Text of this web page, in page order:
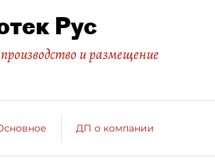
Рус
и размещение
ДП о компании